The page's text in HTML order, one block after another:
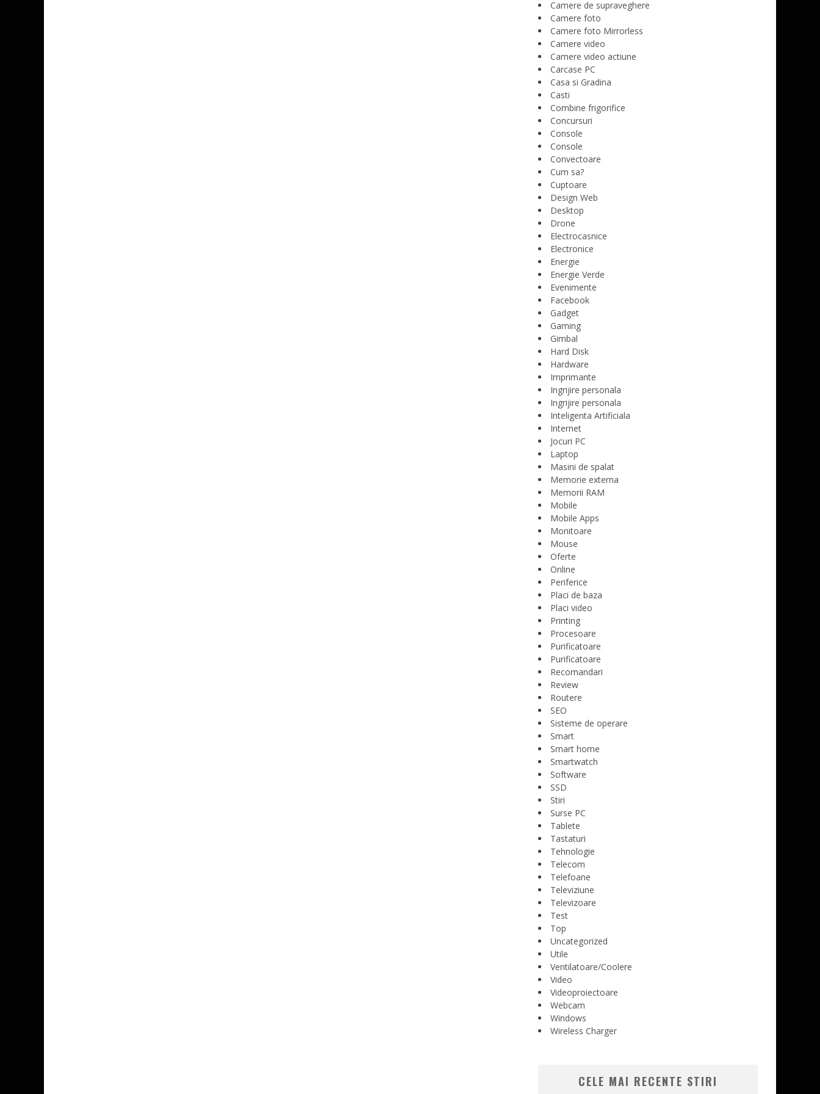
Camere de supraveghere
Camere foto
Camere foto Mirrorless
Camere video
Camere video actiune
Carcase PC
Casa si Gradina
Casti
Combine frigorifice
Concursuri
Console
Console
Convectoare
Cum sa?
Cuptoare
Design Web
Desktop
Drone
Electrocasnice
Electronice
Energie
Energie Verde
Evenimente
Facebook
Gadget
Gaming
Gimbal
Hard Disk
Hardware
Imprimante
Ingrijire personala
Ingrijire personala
Inteligenta Artificiala
Internet
Jocuri PC
Laptop
Masini de spalat
Memorie externa
Memorii RAM
Mobile
Mobile Apps
Monitoare
Mouse
Oferte
Online
Periferice
Placi de baza
Placi video
Printing
Procesoare
Purificatoare
Purificatoare
Recomandari
Review
Routere
SEO
Sisteme de operare
Smart
Smart home
Smartwatch
Software
SSD
Stiri
Surse PC
Tablete
Tastaturi
Tehnologie
Telecom
Telefoane
Televiziune
Televizoare
Test
Top
Uncategorized
Utile
Ventilatoare/Coolere
Video
Videoproiectoare
Webcam
Windows
Wireless Charger
CELE MAI RECENTE STIRI